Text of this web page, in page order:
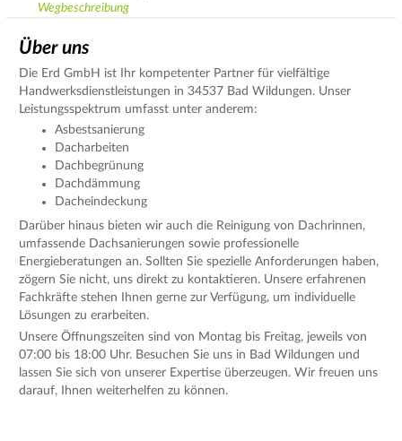
Wegbeschreibung
Über uns
Die Erd GmbH ist Ihr kompetenter Partner für vielfältige
Handwerksdienstleistungen in 34537 Bad Wildungen. Unser
Leistungsspektrum umfasst unter anderem:
Asbestsanierung
Dacharbeiten
Dachbegrünung
Dachdämmung
Dacheindeckung
Darüber hinaus bieten wir auch die Reinigung von Dachrinnen,
umfassende Dachsanierungen sowie professionelle
Energieberatungen an. Sollten Sie spezielle Anforderungen haben,
zögern Sie nicht, uns direkt zu kontaktieren. Unsere erfahrenen
Fachkräfte stehen Ihnen gerne zur Verfügung, um individuelle
Lösungen zu erarbeiten.
Unsere Öffnungszeiten sind von Montag bis Freitag, jeweils von
07:00 bis 18:00 Uhr. Besuchen Sie uns in Bad Wildungen und
lassen Sie sich von unserer Expertise überzeugen. Wir freuen uns
darauf, Ihnen weiterhelfen zu können.